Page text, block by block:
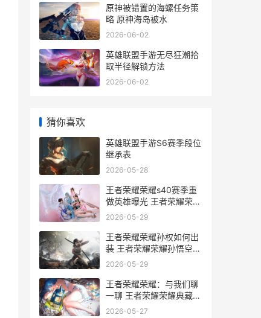
原神被错置的海螺任务策
略 原神海岛被水
2026-06-02
英雄联盟手游无尽狂潮拾
取半径解锁方法
2026-06-02
猜你喜欢
英雄联盟手游S6赛季段位
继承表
2026-05-28
王者荣耀荣耀s40赛季重
做英雄曝光 王者荣耀荣耀
称号
2026-05-29
王者荣耀荣耀孙权如何出
装 王者荣耀荣耀孙悟空称
号怎么获得
2026-05-29
王者荣耀荣耀：与我们聊
一聊 王者荣耀荣耀典藏皮
肤排名
2026-05-27